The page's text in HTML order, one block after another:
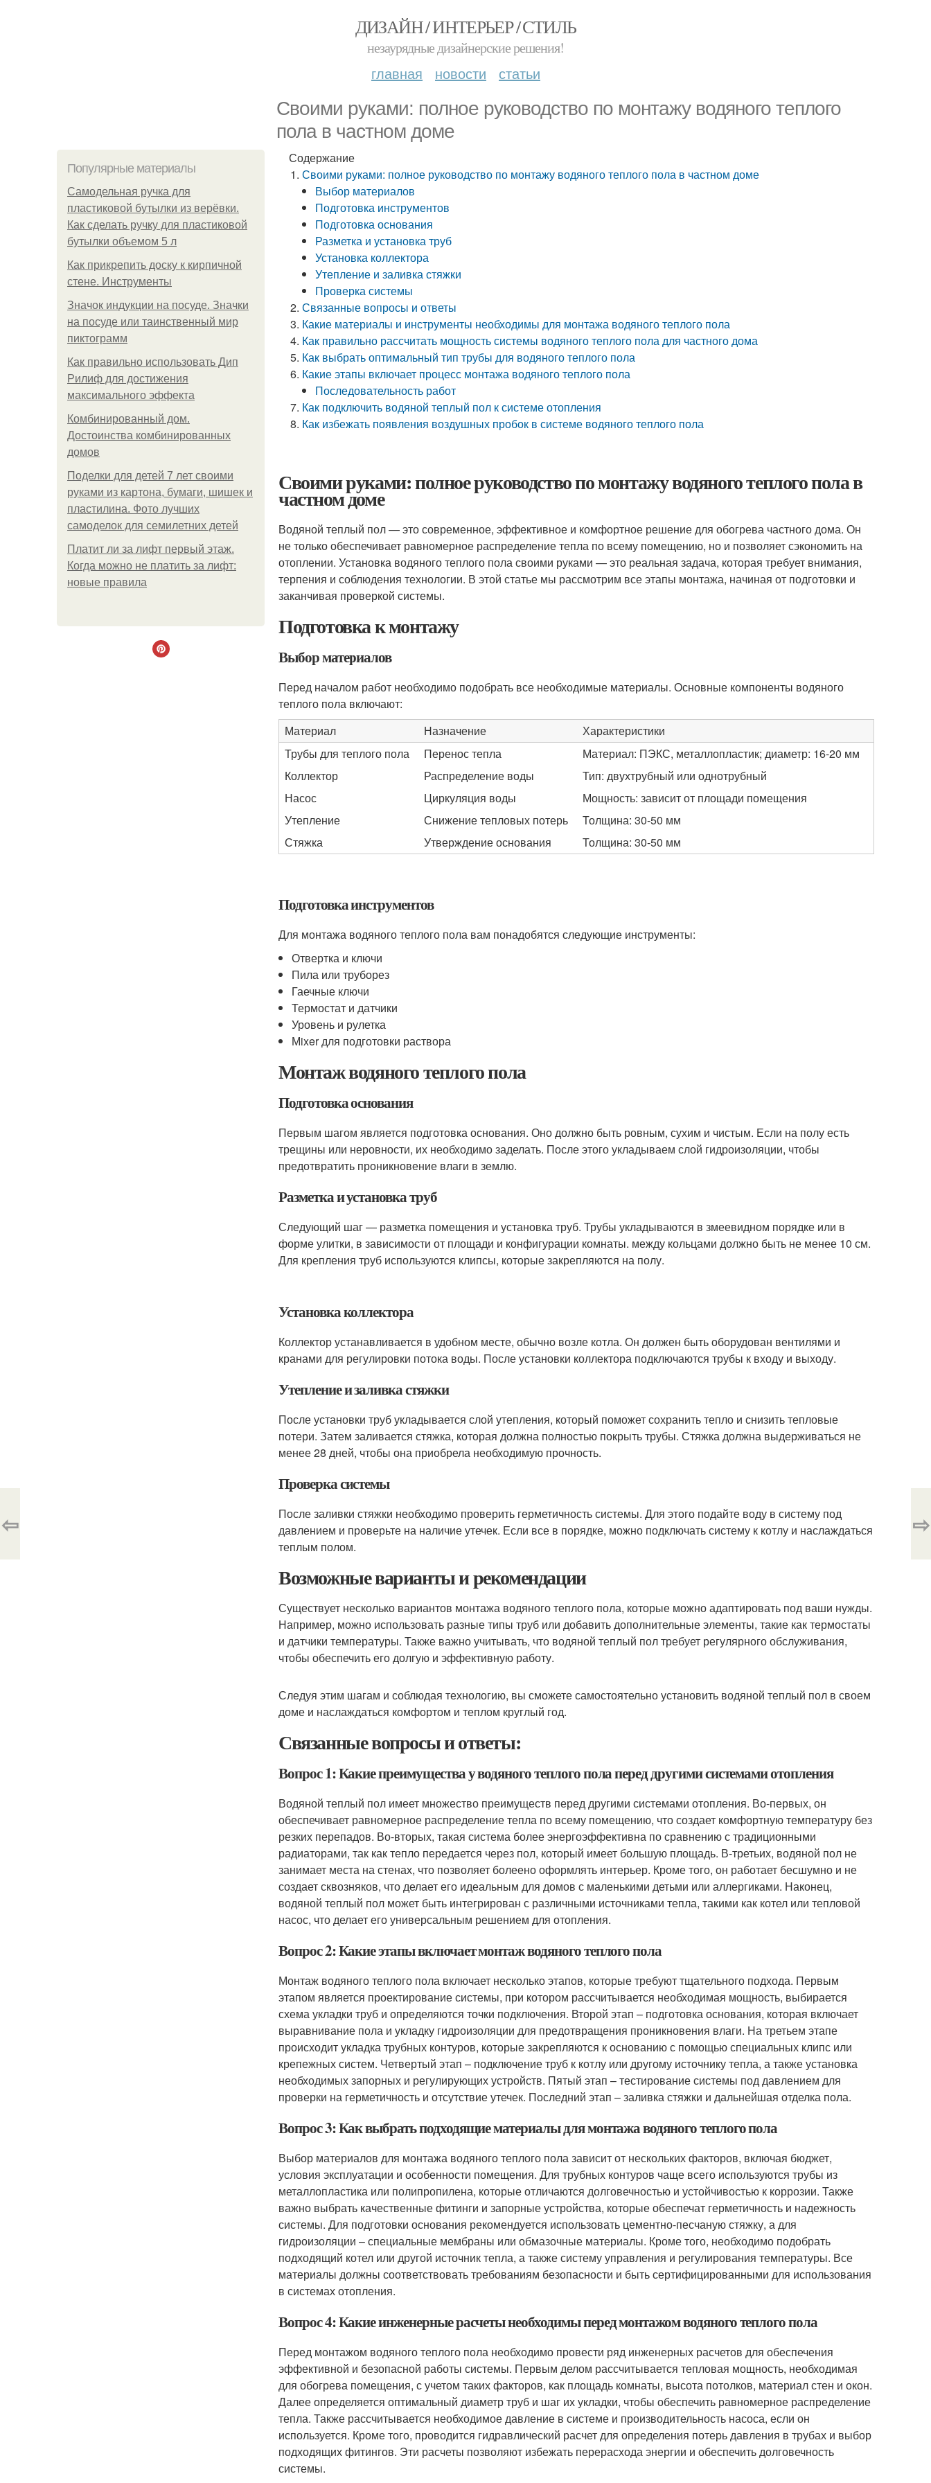
ДИЗАЙН / ИНТЕРЬЕР / СТИЛЬ
незаурядные дизайнерские решения!
главная новости статьи
Своими руками: полное руководство по монтажу водяного теплого
пола в частном доме
Популярные материалы
Самодельная ручка для
пластиковой бутылки из верёвки.
Как сделать ручку для пластиковой
бутылки объемом 5 л
Как прикрепить доску к кирпичной
стене. Инструменты
Значок индукции на посуде. Значки
на посуде или таинственный мир
пиктограмм
Как правильно использовать Дип
Рилиф для достижения
максимального эффекта
Комбинированный дом.
Достоинства комбинированных
домов
Поделки для детей 7 лет своими
руками из картона, бумаги, шишек и
пластилина. Фото лучших
самоделок для семилетних детей
Платит ли за лифт первый этаж.
Когда можно не платить за лифт:
новые правила
Содержание
Своими руками: полное руководство по монтажу водяного теплого пола в частном доме
Выбор материалов
Подготовка инструментов
Подготовка основания
Разметка и установка труб
Установка коллектора
Утепление и заливка стяжки
Проверка системы
Связанные вопросы и ответы
Какие материалы и инструменты необходимы для монтажа водяного теплого пола
Как правильно рассчитать мощность системы водяного теплого пола для частного дома
Как выбрать оптимальный тип трубы для водяного теплого пола
Какие этапы включает процесс монтажа водяного теплого пола
Последовательность работ
Как подключить водяной теплый пол к системе отопления
Как избежать появления воздушных пробок в системе водяного теплого пола
Своими руками: полное руководство по монтажу водяного теплого пола в
частном доме
Водяной теплый пол — это современное, эффективное и комфортное решение для обогрева частного дома. Он
не только обеспечивает равномерное распределение тепла по всему помещению, но и позволяет сэкономить на
отоплении. Установка водяного теплого пола своими руками — это реальная задача, которая требует внимания,
терпения и соблюдения технологии. В этой статье мы рассмотрим все этапы монтажа, начиная от подготовки и
заканчивая проверкой системы.
Подготовка к монтажу
Выбор материалов
Перед началом работ необходимо подобрать все необходимые материалы. Основные компоненты водяного
теплого пола включают:
Материал
Назначение
Характеристики
Трубы для теплого пола
Перенос тепла
Материал: ПЭКС, металлопластик; диаметр: 16-20 мм
Коллектор
Распределение воды
Тип: двухтрубный или однотрубный
Насос
Циркуляция воды
Мощность: зависит от площади помещения
Утепление
Снижение тепловых потерь
Толщина: 30-50 мм
Стяжка
Утверждение основания Толщина: 30-50 мм
Подготовка инструментов
Для монтажа водяного теплого пола вам понадобятся следующие инструменты:
Отвертка и ключи
Пила или труборез
Гаечные ключи
Термостат и датчики
Уровень и рулетка
Мixer для подготовки раствора
Монтаж водяного теплого пола
Подготовка основания
Первым шагом является подготовка основания. Оно должно быть ровным, сухим и чистым. Если на полу есть
трещины или неровности, их необходимо заделать. После этого укладываем слой гидроизоляции, чтобы
предотвратить проникновение влаги в землю.
Разметка и установка труб
Следующий шаг — разметка помещения и установка труб. Трубы укладываются в змеевидном порядке или в
форме улитки, в зависимости от площади и конфигурации комнаты. между кольцами должно быть не менее 10 см.
Для крепления труб используются клипсы, которые закрепляются на полу.
Установка коллектора
Коллектор устанавливается в удобном месте, обычно возле котла. Он должен быть оборудован вентилями и
кранами для регулировки потока воды. После установки коллектора подключаются трубы к входу и выходу.
Утепление и заливка стяжки
После установки труб укладывается слой утепления, который поможет сохранить тепло и снизить тепловые
потери. Затем заливается стяжка, которая должна полностью покрыть трубы. Стяжка должна выдерживаться не
менее 28 дней, чтобы она приобрела необходимую прочность.
Проверка системы
После заливки стяжки необходимо проверить герметичность системы. Для этого подайте воду в систему под
давлением и проверьте на наличие утечек. Если все в порядке, можно подключать систему к котлу и наслаждаться
теплым полом.
Возможные варианты и рекомендации
Существует несколько вариантов монтажа водяного теплого пола, которые можно адаптировать под ваши нужды.
Например, можно использовать разные типы труб или добавить дополнительные элементы, такие как термостаты
и датчики температуры. Также важно учитывать, что водяной теплый пол требует регулярного обслуживания,
чтобы обеспечить его долгую и эффективную работу.
Следуя этим шагам и соблюдая технологию, вы сможете самостоятельно установить водяной теплый пол в своем
доме и наслаждаться комфортом и теплом круглый год.
Связанные вопросы и ответы:
Вопрос 1: Какие преимущества у водяного теплого пола перед другими системами отопления
Водяной теплый пол имеет множество преимуществ перед другими системами отопления. Во-первых, он
обеспечивает равномерное распределение тепла по всему помещению, что создает комфортную температуру без
резких перепадов. Во-вторых, такая система более энергоэффективна по сравнению с традиционными
радиаторами, так как тепло передается через пол, который имеет большую площадь. В-третьих, водяной пол не
занимает места на стенах, что позволяет болеено оформлять интерьер. Кроме того, он работает бесшумно и не
создает сквозняков, что делает его идеальным для домов с маленькими детьми или аллергиками. Наконец,
водяной теплый пол может быть интегрирован с различными источниками тепла, такими как котел или тепловой
насос, что делает его универсальным решением для отопления.
Вопрос 2: Какие этапы включает монтаж водяного теплого пола
Монтаж водяного теплого пола включает несколько этапов, которые требуют тщательного подхода. Первым
этапом является проектирование системы, при котором рассчитывается необходимая мощность, выбирается
схема укладки труб и определяются точки подключения. Второй этап – подготовка основания, которая включает
выравнивание пола и укладку гидроизоляции для предотвращения проникновения влаги. На третьем этапе
происходит укладка трубных контуров, которые закрепляются к основанию с помощью специальных клипс или
крепежных систем. Четвертый этап – подключение труб к котлу или другому источнику тепла, а также установка
необходимых запорных и регулирующих устройств. Пятый этап – тестирование системы под давлением для
проверки на герметичность и отсутствие утечек. Последний этап – заливка стяжки и дальнейшая отделка пола.
Вопрос 3: Как выбрать подходящие материалы для монтажа водяного теплого пола
Выбор материалов для монтажа водяного теплого пола зависит от нескольких факторов, включая бюджет,
условия эксплуатации и особенности помещения. Для трубных контуров чаще всего используются трубы из
металлопластика или полипропилена, которые отличаются долговечностью и устойчивостью к коррозии. Также
важно выбрать качественные фитинги и запорные устройства, которые обеспечат герметичность и надежность
системы. Для подготовки основания рекомендуется использовать цементно-песчаную стяжку, а для
гидроизоляции – специальные мембраны или обмазочные материалы. Кроме того, необходимо подобрать
подходящий котел или другой источник тепла, а также систему управления и регулирования температуры. Все
материалы должны соответствовать требованиям безопасности и быть сертифицированными для использования
в системах отопления.
Вопрос 4: Какие инженерные расчеты необходимы перед монтажом водяного теплого пола
Перед монтажом водяного теплого пола необходимо провести ряд инженерных расчетов для обеспечения
эффективной и безопасной работы системы. Первым делом рассчитывается тепловая мощность, необходимая
для обогрева помещения, с учетом таких факторов, как площадь комнаты, высота потолков, материал стен и окон.
Далее определяется оптимальный диаметр труб и шаг их укладки, чтобы обеспечить равномерное распределение
тепла. Также рассчитывается необходимое давление в системе и производительность насоса, если он
используется. Кроме того, проводится гидравлический расчет для определения потерь давления в трубах и выбор
подходящих фитингов. Эти расчеты позволяют избежать перерасхода энергии и обеспечить долговечность
системы.
⇦ ⇨